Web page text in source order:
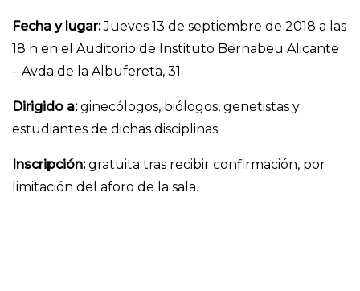
Fecha y lugar:Jueves 13 de septiembre de 2018 a las
18 h en el Auditorio de Instituto Bernabeu Alicante
– Avda de la Albufereta, 31.
Dirigido a:ginecólogos, biólogos, genetistas y
estudiantes de dichas disciplinas.
Inscripción:gratuita tras recibir confirmación, por
limitación del aforo de la sala.